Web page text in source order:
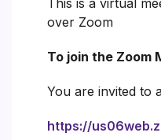
over Zoom
To join the Zoom
You are invited to
https://